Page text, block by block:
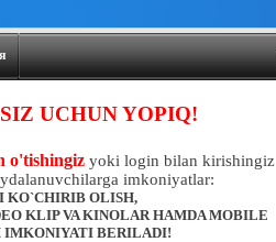
UCHUN YOPIQ!
o'tishingizyoki login bilan kirishingiz
imkoniyatlar:
KO`CHIRIB OLISH,
KLIP VA KINOLAR HAMDA MOBILE
IMKONIYATI BERILADI!